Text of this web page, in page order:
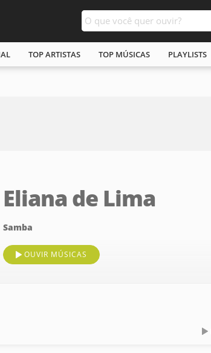
TOP ARTISTAS TOP MÚSICAS PLAYLISTS
Eliana de Lima
Samba
OUVIR MÚSICAS